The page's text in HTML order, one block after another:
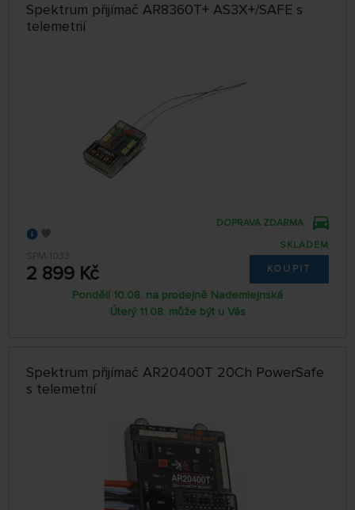
Spektrum přijímač AR8360T+ AS3X+/SAFE s
telemetrií
SPM-1033
2 899 Kč
DOPRAVA ZDARMA
SKLADEM
KOUPIT
Pondělí 10.08. na prodejně Nademlejnská
Úterý 11.08. může být u Vás
Spektrum přijímač AR20400T 20Ch PowerSafe
s telemetrií